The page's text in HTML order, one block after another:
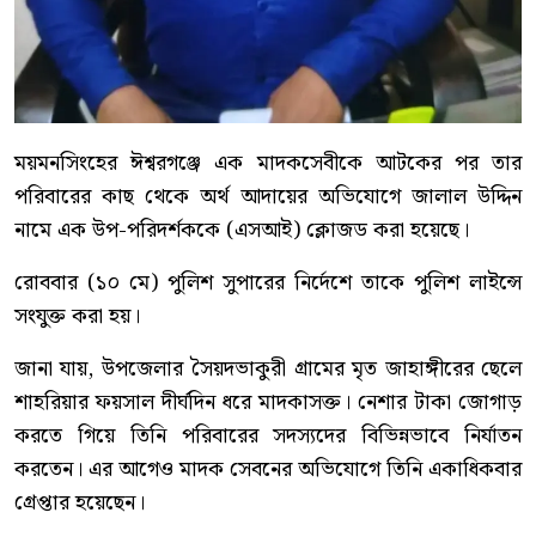
ময়মনসিংহের ঈশ্বরগঞ্জে এক মাদকসেবীকে আটকের পর তার
পরিবারের কাছ থেকে অর্থ আদায়ের অভিযোগে জালাল উদ্দিন
নামে এক উপ-পরিদর্শককে (এসআই) ক্লোজড করা হয়েছে।
রোববার (১০ মে) পুলিশ সুপারের নির্দেশে তাকে পুলিশ লাইন্সে
সংযুক্ত করা হয়।
জানা যায়, উপজেলার সৈয়দভাকুরী গ্রামের মৃত জাহাঙ্গীরের ছেলে
শাহরিয়ার ফয়সাল দীর্ঘদিন ধরে মাদকাসক্ত। নেশার টাকা জোগাড়
করতে গিয়ে তিনি পরিবারের সদস্যদের বিভিন্নভাবে নির্যাতন
করতেন। এর আগেও মাদক সেবনের অভিযোগে তিনি একাধিকবার
গ্রেপ্তার হয়েছেন।